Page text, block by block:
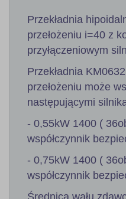
Przekładnia
przełożeniu i=40 z
przyłączeniowym
Przekładnia
przełożeniu może
następującymi
- 0,55kW 1400 (
współczynnik
- 0,75kW 1400 (
współczynnik
Średnica wału